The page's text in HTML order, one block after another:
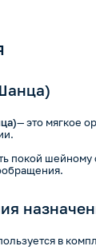
— это мягкое
покой шейному
в